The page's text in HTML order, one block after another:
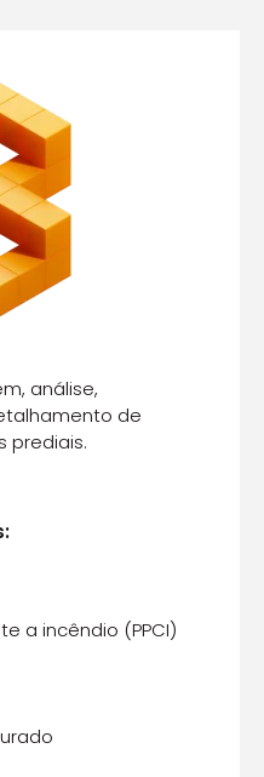
análise,
de
prediais.
a incêndio (PPCI)